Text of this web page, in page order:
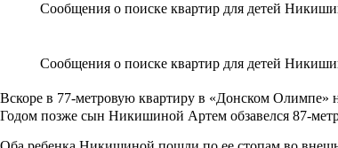
Сообщения о поиске квартир для детей
Сообщения о поиске квартир для детей
Вскоре в 77-метровую квартиру в «Донском Олимпе»
Годом позже сын Никишиной Артем обзавелся 87-